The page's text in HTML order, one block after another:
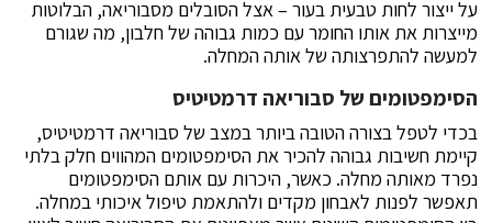
על ייצור לחות טבעית בעור – אצל הסובלים מסבוריאה, הבלוטות
מייצרות את אותו החומר עם כמות גבוהה של חלבון, מה שגורם
למעשה להתפרצותה של אותה המחלה.
הסימפטומים של סבוריאה דרמטיטיס
בכדי לטפל בצורה הטובה ביותר במצב של סבוריאה דרמטיטיס,
קיימת חשיבות גבוהה להכיר את הסימפטומים המהווים חלק בלתי
נפרד מאותה מחלה. כאשר, היכרות עם אותם הסימפטומים
תאפשר לפנות לאבחון מקדים ולהתאמת טיפול איכותי במחלה.